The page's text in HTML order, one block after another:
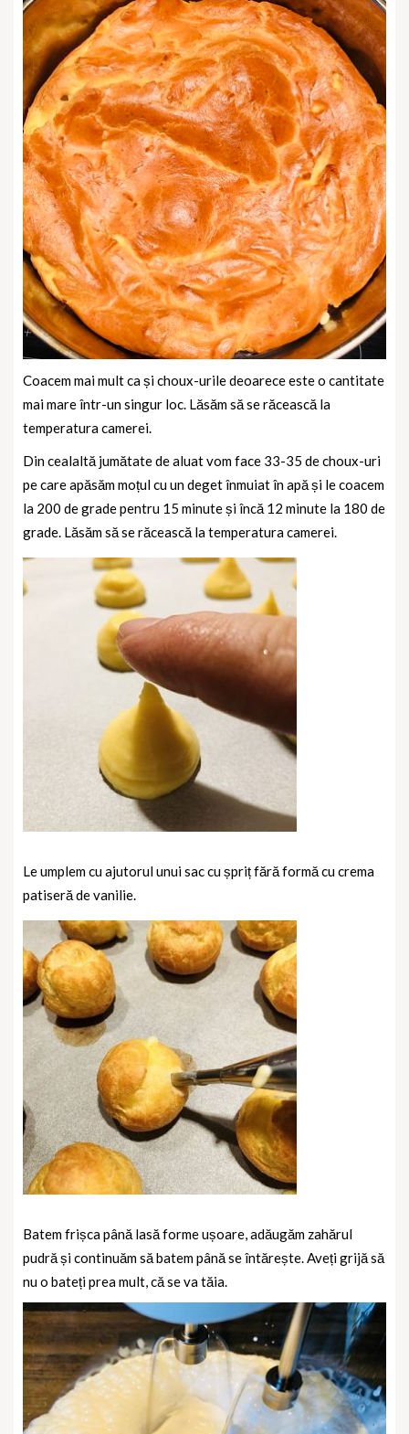
Coacem mai mult ca și choux-urile deoarece este o cantitate
mai mare într-un singur loc. Lăsăm să se răcească la
temperatura camerei.
Din cealaltă jumătate de aluat vom face 33-35 de choux-uri
pe care apăsăm moțul cu un deget înmuiat în apă și le coacem
la 200 de grade pentru 15 minute și încă 12 minute la 180 de
grade. Lăsăm să se răcească la temperatura camerei.
Le umplem cu ajutorul unui sac cu șpriț fără formă cu crema
patiseră de vanilie.
Batem frișca până lasă forme ușoare, adăugăm zahărul
pudră și continuăm să batem până se întărește. Aveți grijă să
nu o bateți prea mult, că se va tăia.